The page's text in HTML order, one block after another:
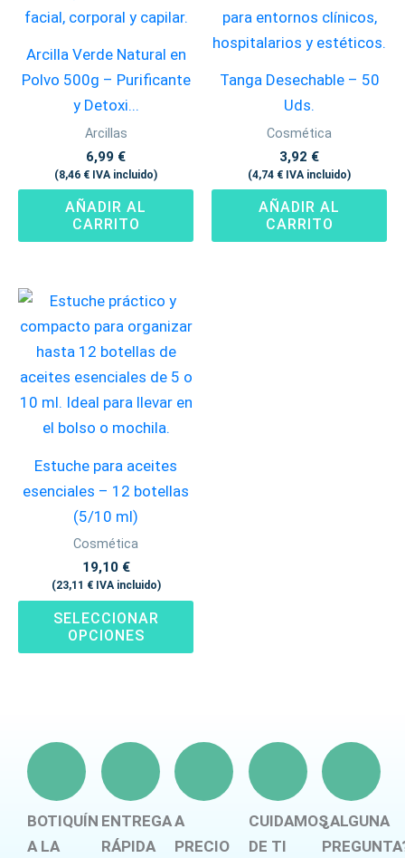
Arcilla Verde Natural en
Polvo 500g – Purificante
y Detoxi...
Arcillas
6,99 €
(8,46 € IVA incluido)
AÑADIR AL
CARRITO
Tanga Desechable – 50
Uds.
Cosmética
3,92 €
(4,74 € IVA incluido)
AÑADIR AL
CARRITO
Estuche para aceites
esenciales – 12 botellas
(5/10 ml)
Cosmética
19,10 €
(23,11 €IVA incluido)
SELECCIONAR
OPCIONES
página
producto
BOTIQUÍN
A LA
ENTREGA
RÁPIDA
A
PRECIO
CUIDAMOS
DE TI
¿ALGUNA